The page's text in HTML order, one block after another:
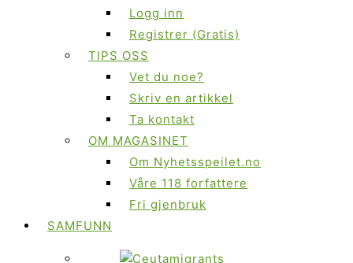
Logg inn
Registrer (Gratis)
TIPS OSS
Vet du noe?
Skriv en artikkel
Ta kontakt
OM MAGASINET
Om Nyhetsspeilet.no
Våre 118 forfattere
Fri gjenbruk
SAMFUNN